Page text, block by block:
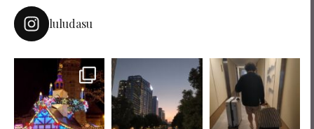
luludasu